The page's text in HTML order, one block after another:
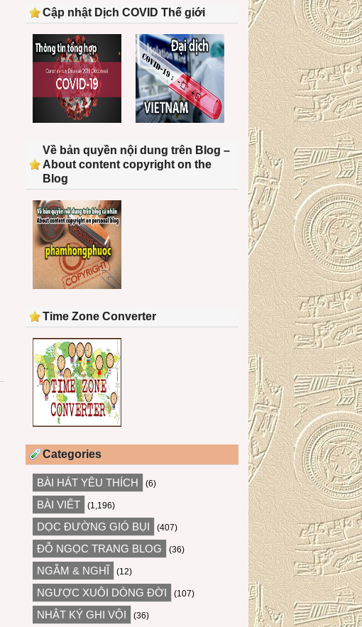
Cập nhật Dịch COVID Thế giới
Về bản quyền nội dung trên Blog –
About content copyright on the
Blog
Time Zone Converter
Categories
BÀI HÁT YÊU THÍCH (6)
BÀI VIẾT (1,196)
DỌC ĐƯỜNG GIÓ BỤI (407)
ĐỖ NGỌC TRANG BLOG (36)
NGẪM & NGHĨ (12)
NGƯỢC XUÔI DÒNG ĐỜI (107)
NHẬT KÝ GHI VỘI (36)